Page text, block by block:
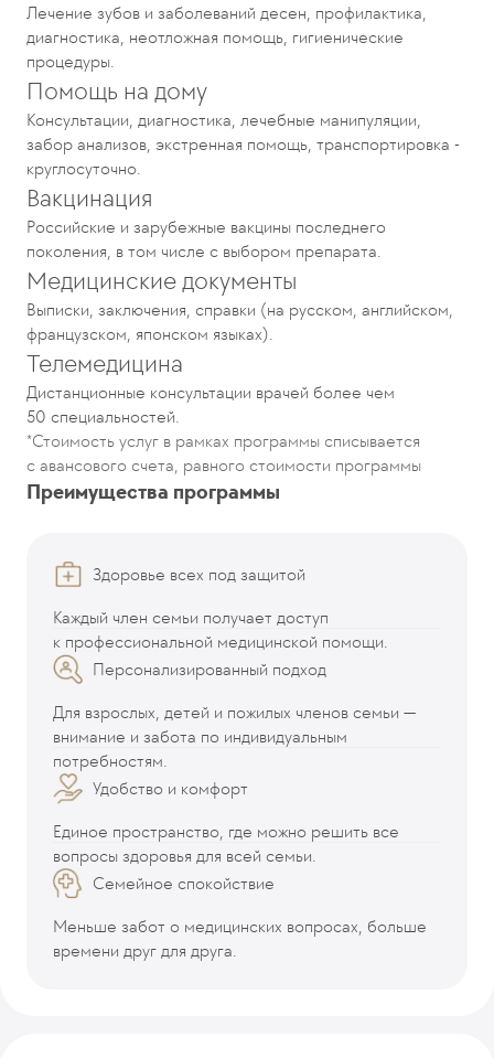
Лечение зубов и заболеваний десен, профилактика,
диагностика, неотложная помощь, гигиенические
процедуры.
Помощь на дому
Консультации, диагностика, лечебные манипуляции,
забор анализов, экстренная помощь, транспортировка -
круглосуточно.
Вакцинация
Российские и зарубежные вакцины последнего
поколения, в том числе с выбором препарата.
Медицинские документы
Выписки, заключения, справки (на русском, английском,
французском, японском языках).
Телемедицина
Дистанционные консультации врачей более чем
50 специальностей.
*Стоимость услуг в рамках программы списывается
с авансового счета, равного стоимости программы
Преимущества программы
Здоровье всех под защитой
Каждый член семьи получает доступ
к профессиональной медицинской помощи.
Персонализированный подход
Для взрослых, детей и пожилых членов семьи —
внимание и забота по индивидуальным
потребностям.
Удобство и комфорт
Единое пространство, где можно решить все
вопросы здоровья для всей семьи.
Семейное спокойствие
Меньше забот о медицинских вопросах, больше
времени друг для друга.